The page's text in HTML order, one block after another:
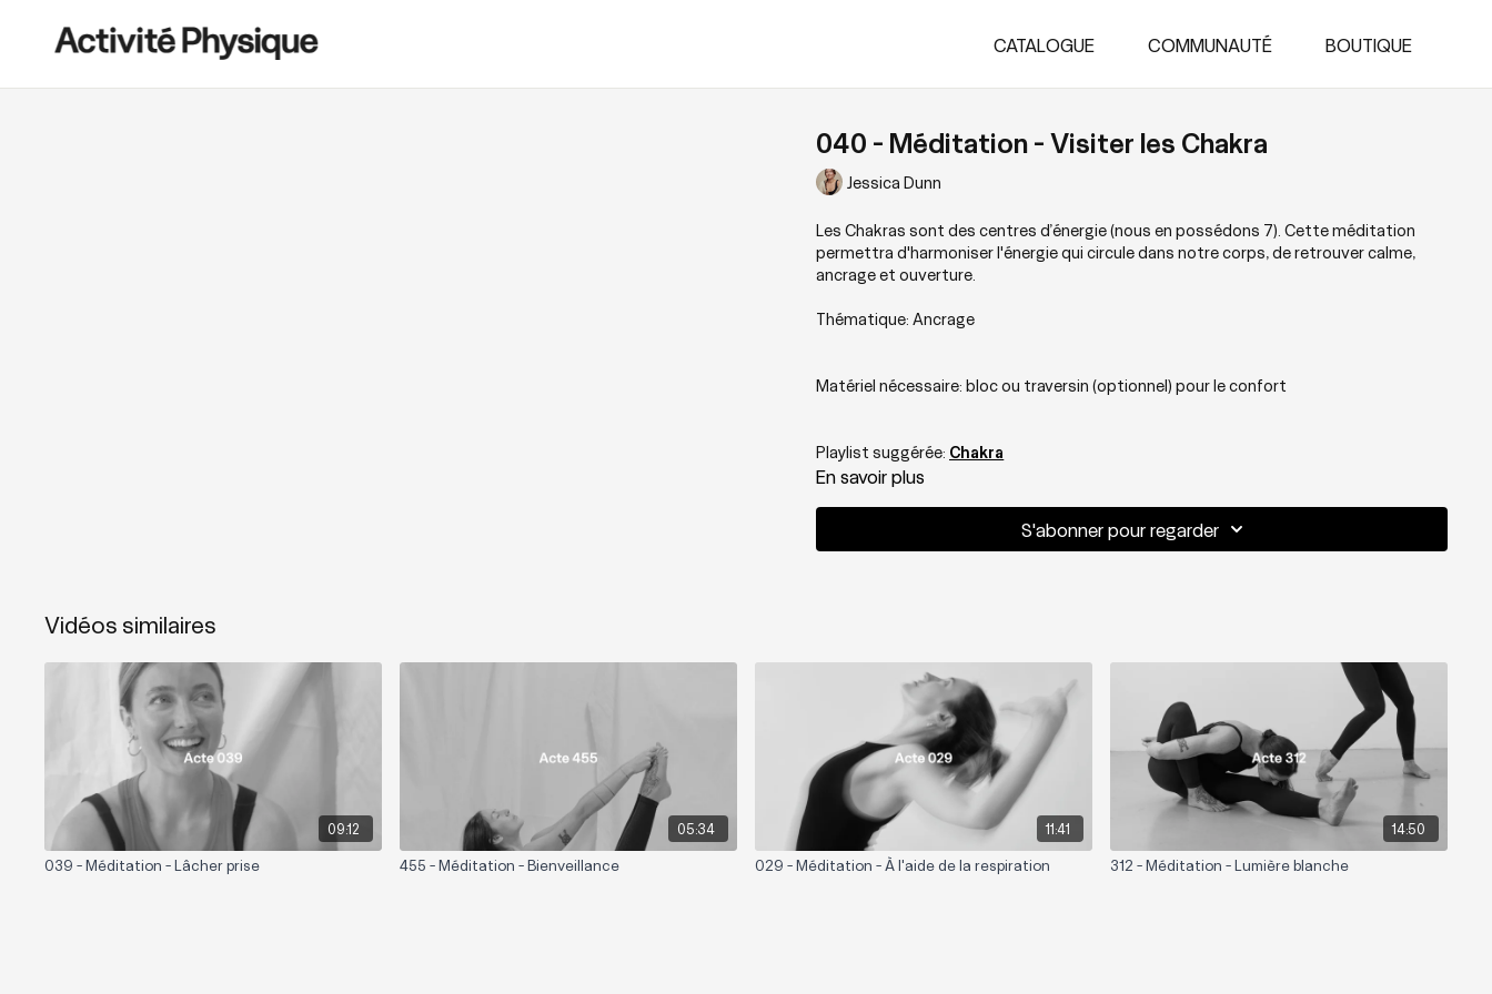
CATALOGUE COMMUNAUTÉ BOUTIQUE
040 - Méditation - Visiter les Chakra
Jessica Dunn
Les Chakras sont des centres d’énergie (nous en possédons 7). Cette méditation
permettra d'harmoniser l'énergie qui circule dans notre corps, de retrouver calme,
ancrage et ouverture.
Thématique: Ancrage
Matériel nécessaire: bloc ou traversin (optionnel) pour le confort
Playlist suggérée: Chakra
En savoir plus
S'abonner pour regarder
Vidéos similaires
09:12
039 - Méditation - Lâcher prise
05:34
455 - Méditation - Bienveillance
11:41
029 - Méditation - À l'aide de la respiration
14:50
312 - Méditation - Lumière blanche